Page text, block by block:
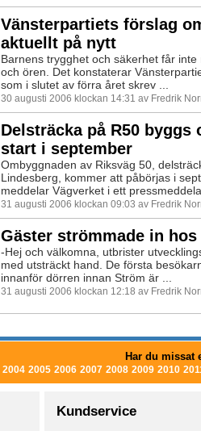
Vänsterpartiets förslag
aktuellt på nytt
Barnens trygghet och säkerhet får inte
och ören. Det konstaterar
som i slutet av förra året skrev ...
30 augusti 2006 klockan 14:31 av Fredrik
Delsträcka på R50 byggs
start i september
Ombyggnaden av Riksväg 50,
Lindesberg, kommer att påbörjas i
meddelar Vägverket i ett
31 augusti 2006 klockan 09:03 av Fredrik
Gäster strömmade in hos
-Hej och välkomna, utbrister
med utsträckt hand. De första
innanför dörren innan Ström är ...
31 augusti 2006 klockan 12:18 av Fredrik
Har du missat
2004 2005 2006 2007 2008 2009 2010
Kundservice